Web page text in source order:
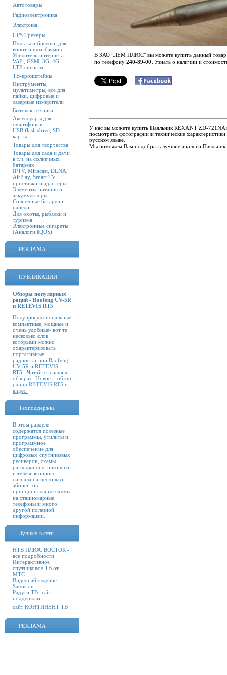
Автотовары
Радиоэлектроника
Электрика
GPS Трекеры
Пульты и брелоки для
ворот и шлагбаумов
Усилитель интернета -
WiFi, GSM, 3G, 4G,
LTE сигнала
ТВ-кронштейны
Инструменты,
мультиметры, все для
пайки, цифровые и
лазерные измерители
Бытовая техника
Аксессуары для
смартфонов
USB flash drive, SD
карты.
Товары для творчества
Товары для сада и дачи
в т.ч. на солнечных
батареях
IPTV, Miracast, DLNA,
AirPlay, Smart TV
приставки и адаптеры.
Элементы питания и
аккумуляторы
Солнечные батареи и
панели
Для охоты, рыбалки и
туризма
Электронные сигареты
(Аналоги IQOS)
РЕКЛАМА
ПУБЛИКАЦИИ
Обзоры популярных
раций - Baofeng UV-5R
и RETEVIS RT5
Полупрофессиональные
компактные, мощные и
очень удобные- вот те
несколько слов
которыми можно
охарактеризовать
портативные
радиостанции Baofeng
UV-5R и RETEVIS
RT5. Читайте в наших
обзорах. Новое - обзор
рации RETEVIS RT5 и
видео
Техподдержка
В этом разделе
содержатся полезные
программы, утилиты и
программное
обеспечение для
цифровых спутниковых
ресиверов, схемы
разводки спутникового
и телевизионного
сигнала на несколько
абонентов,
принципиальные схемы
на стационарные
телефоны и много
другой полезной
информации.
Лучшее в сети
НТВ ПЛЮС ВОСТОК -
все подробности
Интерактивное
спутниковое ТВ от
МТС
Видеонаблюдение
Satvision
Радуга ТВ- сайт
поддержки
сайт КОНТИНЕНТ ТВ
РЕКЛАМА
В ЗАО "ЛЕМ ПЛЮС" вы можете купить данный товар
по телефону 240-89-00 . Узнать о наличии и
У нас вы можете купить Паяльник REXANT ZD-721NA
посмотреть фотографии и технические
русском языке.
Мы поможем Вам подобрать лучшие аналоги